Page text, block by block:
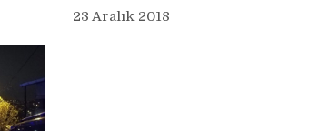
23 Aralık 2018